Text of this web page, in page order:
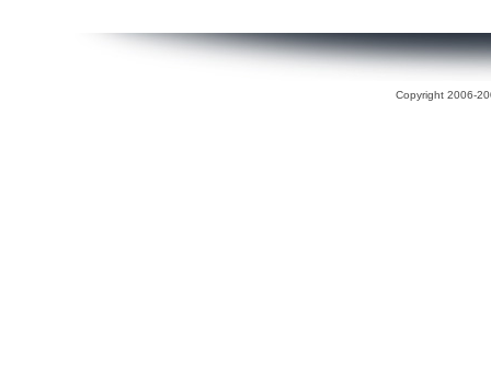
Copyright 2006-